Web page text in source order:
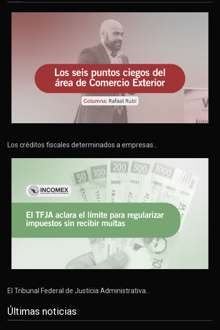
Los créditos fiscales determinados a empresas…
El Tribunal Federal de Justicia Administrativa…
Últimas noticias